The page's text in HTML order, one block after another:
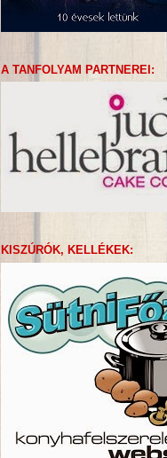
A TANFOLYAM PARTNEREI:
KISZÚRÓK, KELLÉKEK: